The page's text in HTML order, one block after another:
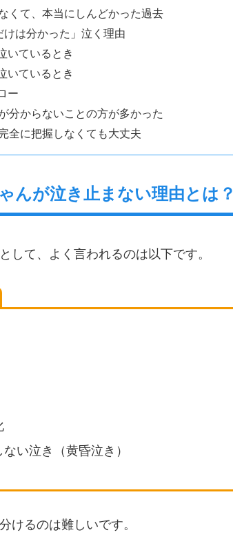
くて、本当にしんどかった過去
は分かった」泣く理由
いているとき
いているとき
ー
分からないことの方が多かった
全に把握しなくても大丈夫
んが泣き止まない理由とは？
して、よく言われるのは以下です。
い泣き（黄昏泣き）
けるのは難しいです。